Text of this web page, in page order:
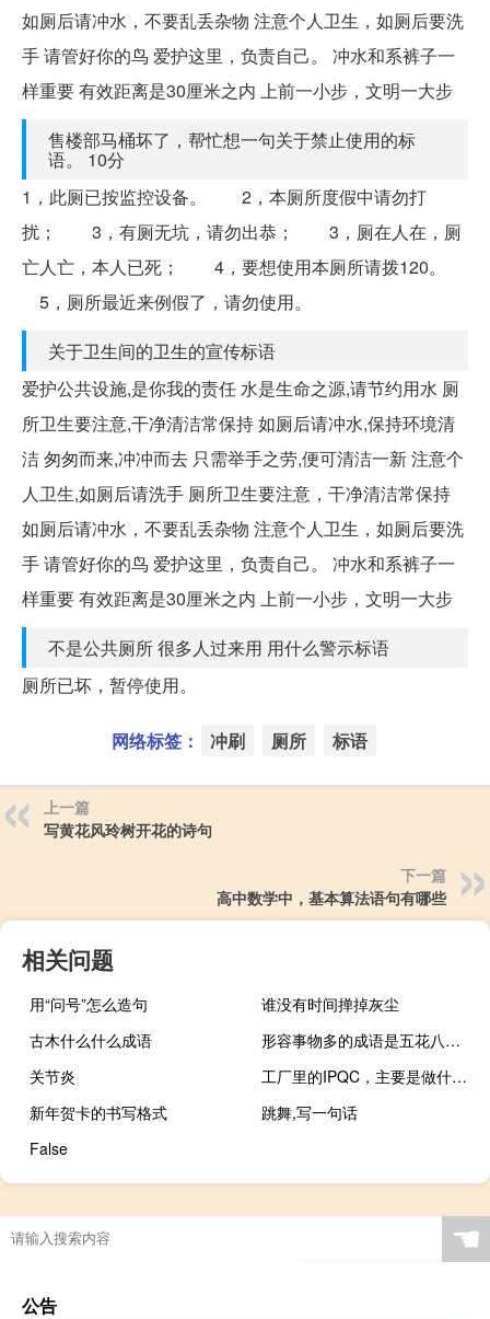
如厕后请冲水，不要乱丢杂物 注意个人卫生，如厕后要洗
手 请管好你的鸟 爱护这里，负责自己。 冲水和系裤子一
样重要 有效距离是30厘米之内 上前一小步，文明一大步
售楼部马桶坏了，帮忙想一句关于禁止使用的标
语。 10分
1，此厕已按监控设备。 2，本厕所度假中请勿打
扰； 3，有厕无坑，请勿出恭； 3，厕在人在，厕
亡人亡，本人已死； 4，要想使用本厕所请拨120。
5，厕所最近来例假了，请勿使用。
关于卫生间的卫生的宣传标语
爱护公共设施,是你我的责任 水是生命之源,请节约用水 厕
所卫生要注意,干净清洁常保持 如厕后请冲水,保持环境清
洁 匆匆而来,冲冲而去 只需举手之劳,便可清洁一新 注意个
人卫生,如厕后请洗手 厕所卫生要注意，干净清洁常保持
如厕后请冲水，不要乱丢杂物 注意个人卫生，如厕后要洗
手 请管好你的鸟 爱护这里，负责自己。 冲水和系裤子一
样重要 有效距离是30厘米之内 上前一小步，文明一大步
不是公共厕所 很多人过来用 用什么警示标语
厕所已坏，暂停使用。
网络标签： 冲刷 厕所 标语
上一篇
写黄花风玲树开花的诗句
下一篇
高中数学中，基本算法语句有哪些
相关问题
用“问号”怎么造句
谁没有时间掸掉灰尘
古木什么什么成语
形容事物多的成语是五花八门还是五花入
关节炎
工厂里的IPQC，主要是做什么的
新年贺卡的书写格式
跳舞,写一句话
False
☚
公告